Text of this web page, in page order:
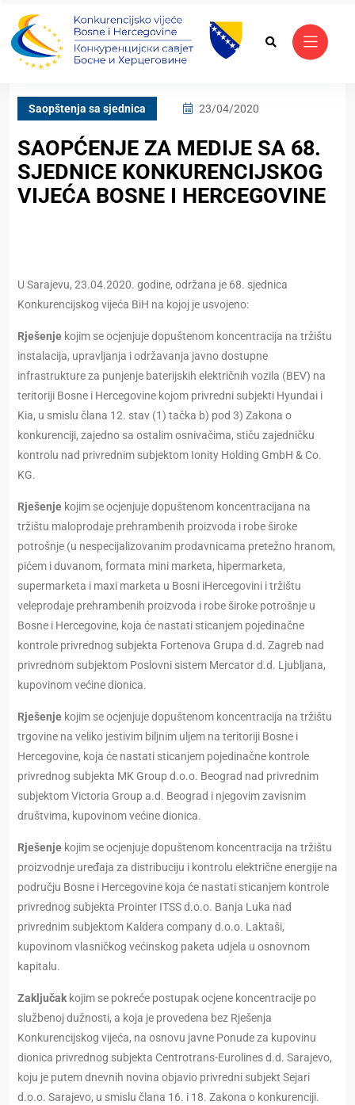
Saopštenja sa sjednica 23/04/2020
SAOPĆENJE ZA MEDIJE SA 68.
SJEDNICE KONKURENCIJSKOG
VIJEĆA BOSNE I HERCEGOVINE
U Sarajevu, 23.04.2020. godine, održana je 68. sjednica
Konkurencijskog vijeća BiH na kojoj je usvojeno:
Rješenje kojim se ocjenjuje dopuštenom koncentracija na tržištu
instalacija, upravljanja i održavanja javno dostupne
infrastrukture za punjenje baterijskih električnih vozila (BEV) na
teritoriji Bosne i Hercegovine kojom privredni subjekti Hyundai i
Kia, u smislu člana 12. stav (1) tačka b) pod 3) Zakona o
konkurenciji, zajedno sa ostalim osnivačima, stiču zajedničku
kontrolu nad privrednim subjektom Ionity Holding GmbH & Co.
KG.
Rješenje kojim se ocjenjuje dopuštenom koncentracijana na
tržištu maloprodaje prehrambenih proizvoda i robe široke
potrošnje (u nespecijalizovanim prodavnicama pretežno hranom,
pićem i duvanom, formata mini marketa, hipermarketa,
supermarketa i maxi marketa u Bosni iHercegovini i tržištu
veleprodaje prehrambenih proizvoda i robe široke potrošnje u
Bosne i Hercegovine, koja će nastati sticanjem pojedinačne
kontrole privrednog subjekta Fortenova Grupa d.d. Zagreb nad
privrednom subjektom Poslovni sistem Mercator d.d. Ljubljana,
kupovinom većine dionica.
Rješenje kojim se ocjenjuje dopuštenom koncentracija na tržištu
trgovine na veliko jestivim biljnim uljem na teritoriji Bosne i
Hercegovine, koja će nastati sticanjem pojedinačne kontrole
privrednog subjekta MK Group d.o.o. Beograd nad privrednim
subjektom Victoria Group a.d. Beograd i njegovim zavisnim
društvima, kupovinom većine dionica.
Rješenje kojim se ocjenjuje dopuštenom koncentracija na tržištu
proizvodnje uređaja za distribuciju i kontrolu električne energije na
području Bosne i Hercegovine koja će nastati sticanjem kontrole
privrednog subjekta Prointer ITSS d.o.o. Banja Luka nad
privrednim subjektom Kaldera company d.o.o. Laktaši,
kupovinom vlasničkog većinskog paketa udjela u osnovnom
kapitalu.
Zaključak kojim se pokreće postupak ocjene koncentracije po
službenoj dužnosti, a koja je provedena bez Rješenja
Konkurencijskog vijeća, na osnovu javne Ponude za kupovinu
dionica privrednog subjekta Centrotrans-Eurolines d.d. Sarajevo,
koju je putem dnevnih novina objavio privredni subjekt Sejari
d.o.o. Sarajevo, u smislu člana 16. i 18. Zakona o konkurenciji.